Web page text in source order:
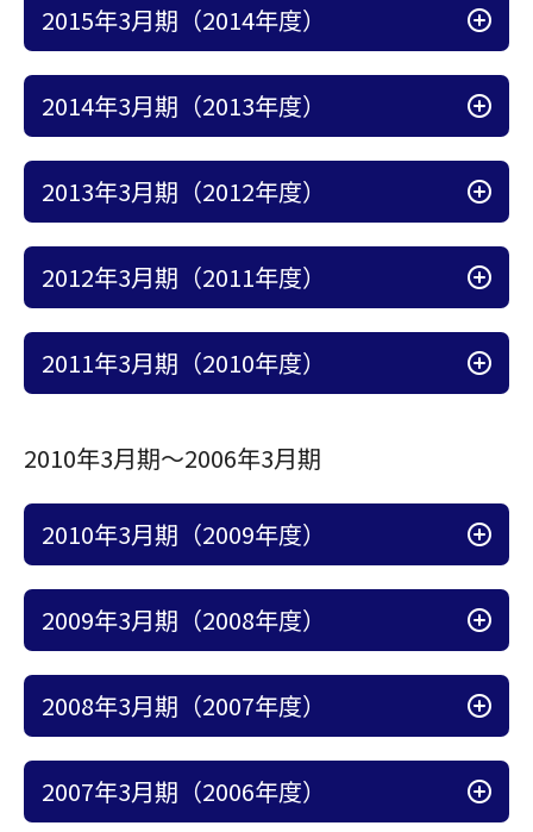
2015年3月期（2014年度） アコーディオン開
2014年3月期（2013年度） アコーディオン開
2013年3月期（2012年度） アコーディオン開
2012年3月期（2011年度） アコーディオン開
2011年3月期（2010年度） アコーディオン開
2010年3月期～2006年3月期
2010年3月期（2009年度） アコーディオン開
2009年3月期（2008年度） アコーディオン開
2008年3月期（2007年度） アコーディオン開
2007年3月期（2006年度） アコーディオン開